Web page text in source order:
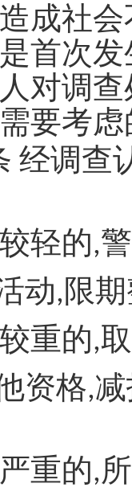
成社
首次
对调
要考
经调查
轻的,
动,限
重的,
资格,
重的,